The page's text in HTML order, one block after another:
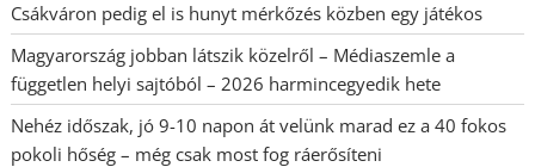
Csákváron pedig el is hunyt mérkőzés közben egy játékos
Magyarország jobban látszik közelről – Médiaszemle a
független helyi sajtóból – 2026 harmincegyedik hete
Nehéz időszak, jó 9-10 napon át velünk marad ez a 40 fokos
pokoli hőség – még csak most fog ráerősíteni